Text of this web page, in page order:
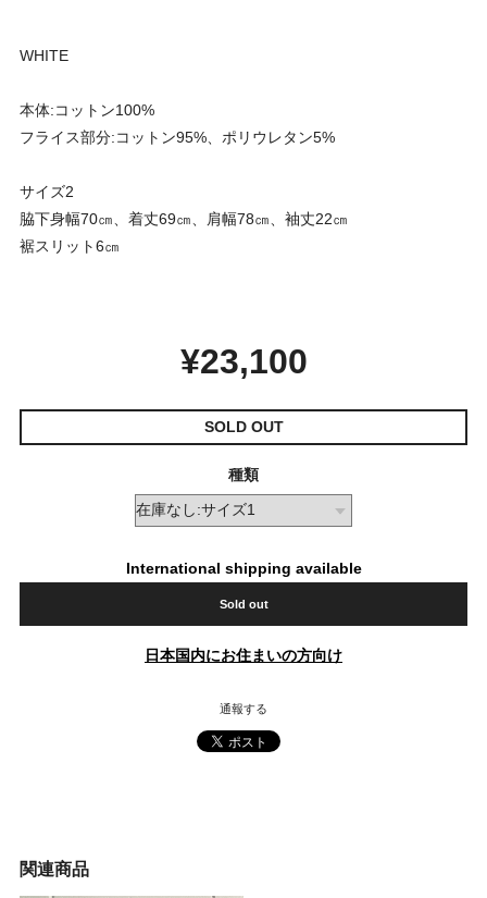
WHITE
本体:コットン100%
フライス部分:コットン95%、ポリウレタン5%
サイズ2
脇下身幅70㎝、着丈69㎝、肩幅78㎝、袖丈22㎝
裾スリット6㎝
¥23,100
SOLD OUT
種類
International shipping available
Sold out
日本国内にお住まいの方向け
通報する
関連商品